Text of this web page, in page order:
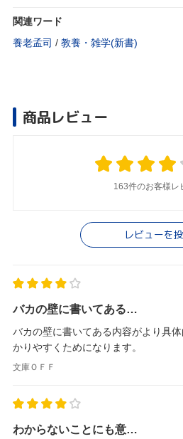
関連ワード
養老孟司 / 教養・雑学(新書)
商品レビュー
163件のお客様レ
レビューを
バカの壁に書いてある…
バカの壁に書いてある内容がより具
かりやすくためになります。
文庫ＯＦＦ
わからないことにも意…